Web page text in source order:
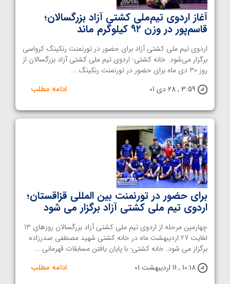
آغاز اردوی تیم‌ملی کشتی آزاد بزرگسالان؛
قاسم‌پور در وزن ۹۲ کیلوگرم ماند
اردوی تیم ملی کشتی آزاد برای حضور در تورنمنت رنکینگ کرواسی
برگزار می‌شود. خانه کشتی- اردوی تیم ملی کشتی آزاد بزرگسالان از
روز 30 دی ماه برای حضور در تورنمنت رنکینگ ...
3:59 , 28 دی 01
ادامه مطلب
برای حضور در تورنمنت بین المللی قزاقستان؛
اردوی تیم ملی کشتی آزاد برگزار می شود
چهارمین مرحله از اردوی تیم ملی کشتی آزاد بزرگسالان روزهای 13
لغایت 27 اردیبهشت ماه در خانه کشتی شهید مصطفی صدرزاده
برگزار می شود. خانه کشتی- با پایان یافتن مسابقات قهرمانی ...
10:18 , 11 اردیبهشت 01
ادامه مطلب